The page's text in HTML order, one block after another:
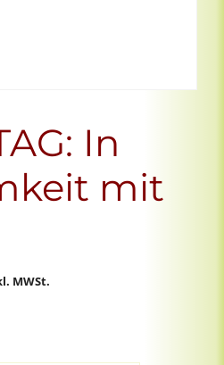
In
mit
MWSt.